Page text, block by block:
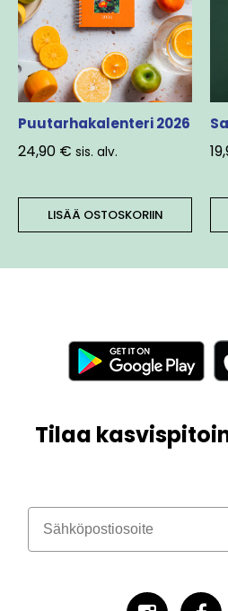
Puutarhakalenteri 2026
24,90 € sis. alv.
LISÄÄ OSTOSKORIIN
Tilaa